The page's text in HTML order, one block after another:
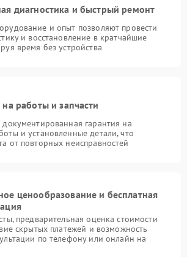
диагностика и быстрый ремонт
и опыт позволяют провести
и восстановление в кратчайшие
время без устройства
на работы и запчасти
документированная гарантия на
и установленные детали, что
от повторных неисправностей
ценообразование и бесплатная
предварительная оценка стоимости
скрытых платежей и возможность
по телефону или онлайн на